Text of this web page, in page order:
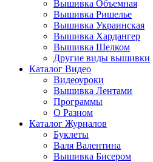
Вышивка Объемная
Вышивка Ришелье
Вышивка Украинская
Вышивка Хардангер
Вышивка Шелком
Другие виды вышивки
Каталог Видео
Видеоуроки
Вышивка Лентами
Программы
О Разном
Каталог Журналов
Буклеты
Валя Валентина
Вышивка Бисером